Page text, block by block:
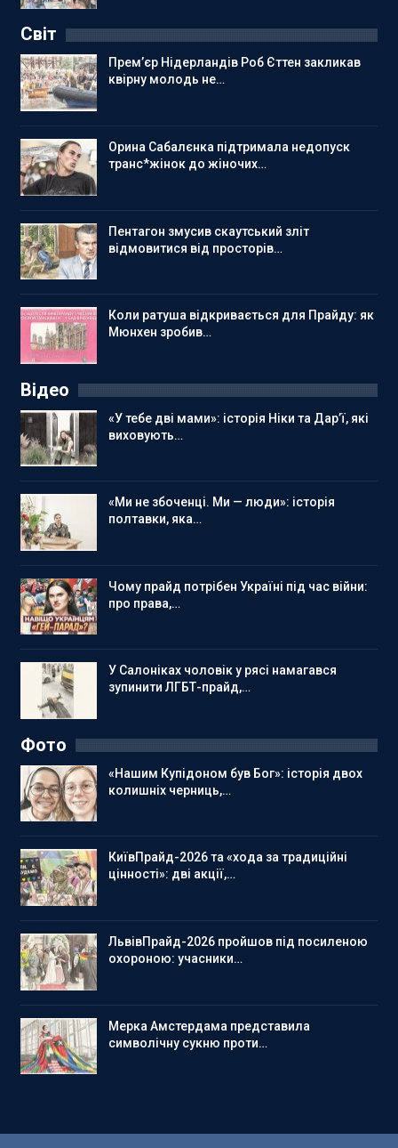
Світ
Прем’єр Нідерландів Роб Єттен закликав
квірну молодь не…
Орина Сабалєнка підтримала недопуск
транс*жінок до жіночих…
Пентагон змусив скаутський зліт
відмовитися від просторів…
Коли ратуша відкривається для Прайду: як
Мюнхен зробив…
Відео
«У тебе дві мами»: історія Ніки та Дар’ї, які
виховують…
«Ми не збоченці. Ми — люди»: історія
полтавки, яка…
Чому прайд потрібен Україні під час війни:
про права,…
У Салоніках чоловік у рясі намагався
зупинити ЛГБТ-прайд,…
Фото
«Нашим Купідоном був Бог»: історія двох
колишніх черниць,…
КиївПрайд-2026 та «хода за традиційні
цінності»: дві акції,…
ЛьвівПрайд-2026 пройшов під посиленою
охороною: учасники…
Мерка Амстердама представила
символічну сукню проти…